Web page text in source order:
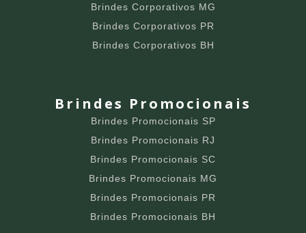
Brindes Corporativos MG
Brindes Corporativos PR
Brindes Corporativos BH
Brindes Promocionais
Brindes Promocionais SP
Brindes Promocionais RJ
Brindes Promocionais SC
Brindes Promocionais MG
Brindes Promocionais PR
Brindes Promocionais BH